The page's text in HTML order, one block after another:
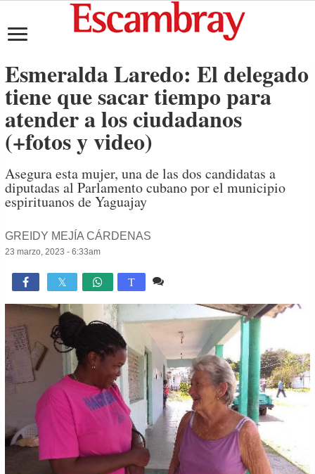
Esmeralda Laredo: El delegado
tiene que sacar tiempo para
atender a los ciudadanos
(+fotos y video)
Asegura esta mujer, una de las dos candidatas a
diputadas al Parlamento cubano por el municipio
espirituanos de Yaguajay
GREIDY MEJÍA CÁRDENAS
23 marzo, 2023 - 6:33am
 T